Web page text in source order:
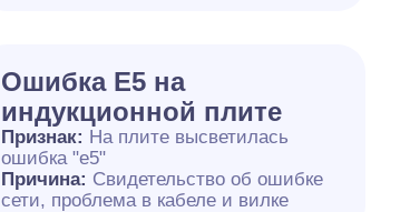
Ошибка Е5 на
индукционной плите
Признак: На плите высветилась
ошибка "е5"
Причина: Свидетельство об ошибке
сети, проблема в кабеле и вилке